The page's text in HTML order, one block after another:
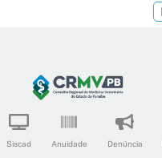
content
Siscad Anuidade Denúncia